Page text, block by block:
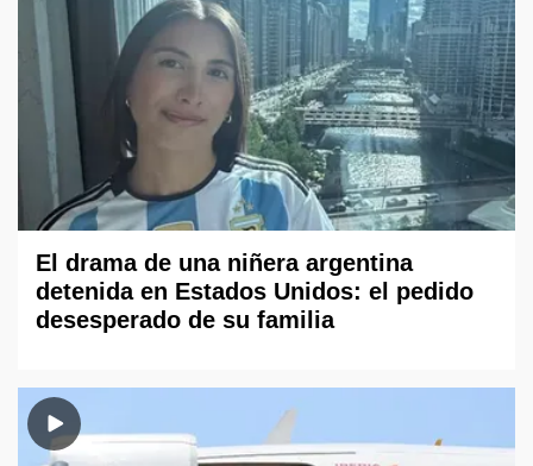
El drama de una niñera argentina
detenida en Estados Unidos: el pedido
desesperado de su familia